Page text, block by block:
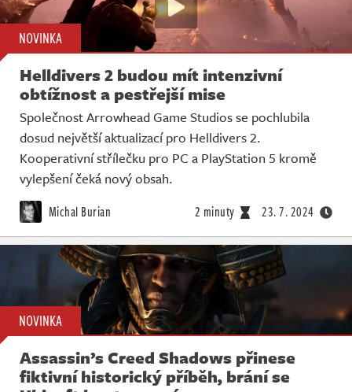
NOVINKA
Helldivers 2 budou mít intenzivní
obtížnost a pestřejší mise
Společnost Arrowhead Game Studios se pochlubila
dosud největší aktualizací pro Helldivers 2.
Kooperativní střílečku pro PC a PlayStation 5 kromě
vylepšení čeká nový obsah.
Michal Burian 2 minuty 23. 7. 2024
NOVINKA
Assassin’s Creed Shadows přinese
fiktivní historický příběh, brání se